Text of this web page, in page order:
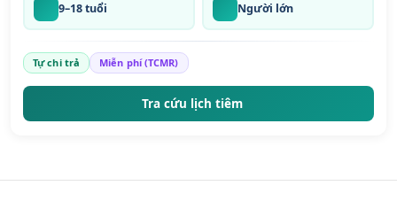
9–18 tuổi Người lớn
Tự chi trả Miễn phí (TCMR)
Tra cứu lịch tiêm